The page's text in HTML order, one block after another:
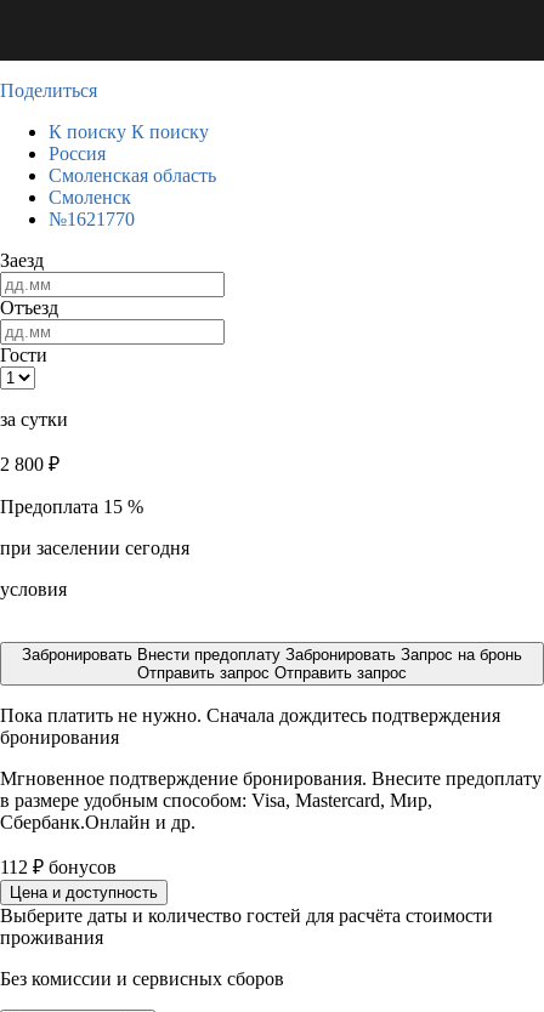
Поделиться
К поиску К поиску
Россия
Смоленская область
Смоленск
№1621770
Заезд
Отъезд
Гости
за сутки
2 800 ₽
Предоплата 15 %
при заселении сегодня
условия
Забронировать Внести предоплату Забронировать Запрос на бронь
Отправить запрос Отправить запрос
Пока платить не нужно. Сначала дождитесь подтверждения
бронирования
Мгновенное подтверждение бронирования. Внесите предоплату
в размере удобным способом: Visa, Mastercard, Мир,
Сбербанк.Онлайн и др.
112 ₽ бонусов
Цена и доступность
Выберите даты и количество гостей для расчёта стоимости
проживания
Без комиссии и сервисных сборов